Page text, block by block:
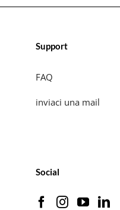
Support
FAQ
inviaci una mail
Social